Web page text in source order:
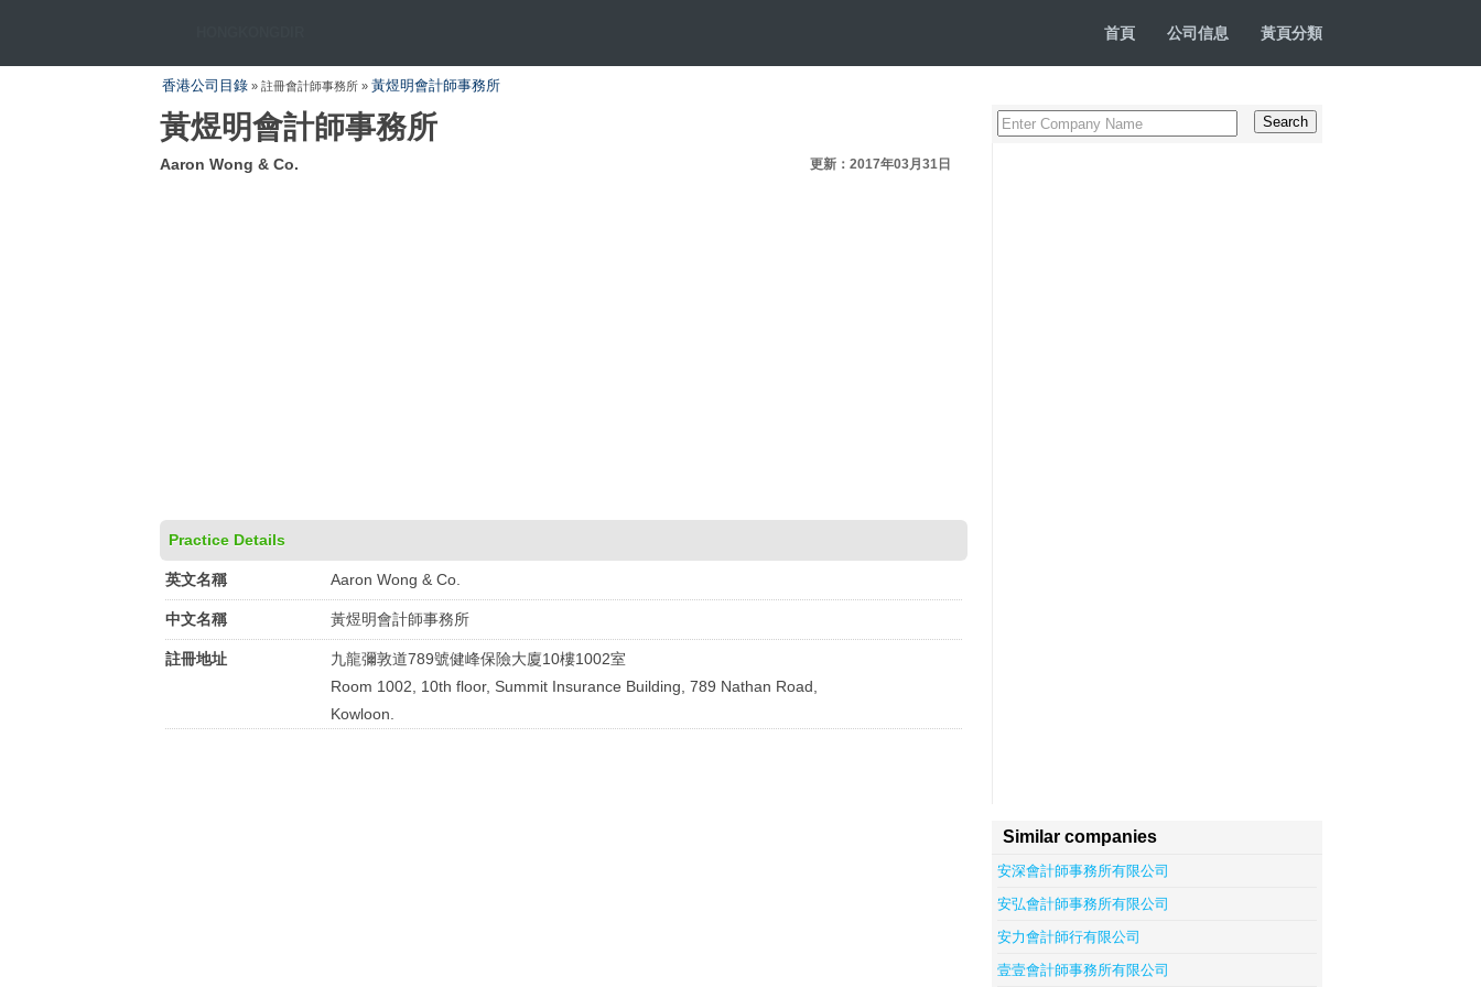
首頁 公司信息 黃頁分類
香港公司目錄 » 註冊會計師事務所 » 黃煜明會計師事務所
黃煜明會計師事務所
Aaron Wong & Co. 更新：2017年03月31日
Practice Details
英文名稱 Aaron Wong & Co.
中文名稱 黃煜明會計師事務所
註冊地址
九龍彌敦道789號健峰保險大廈10樓1002室
Room 1002, 10th floor, Summit Insurance Building, 789 Nathan Road,
Kowloon.
Similar companies
安深會計師事務所有限公司
安弘會計師事務所有限公司
安力會計師行有限公司
壹壹會計師事務所有限公司